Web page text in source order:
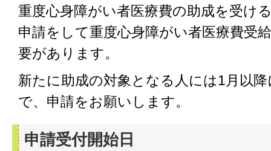
重度心身障がい者医療費の助成を受け
申請をして重度心身障がい者医療費受
要があります。
新たに助成の対象となる人には1月以
で、申請をお願いします。
申請受付開始日